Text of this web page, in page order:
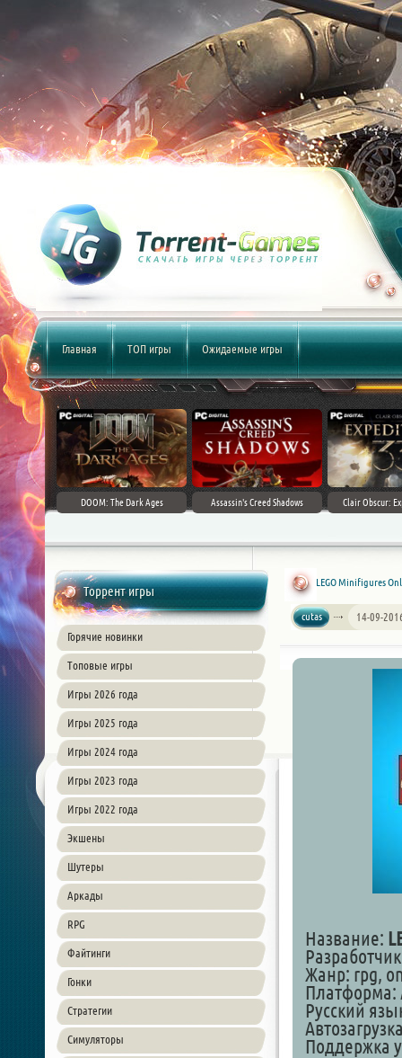
Главная ТОП игры Ожидаемые игры
DOOM: The Dark Ages Assassin's Creed Shadows Clair Obscur:
Торрент игры
Горячие новинки
Топовые игры
Игры 2026 года
Игры 2025 года
Игры 2024 года
Игры 2023 года
Игры 2022 года
Экшены
Шутеры
Аркады
RPG
Файтинги
Гонки
Стратегии
Симуляторы
LEGO Minifigures
cutas 14-09-
Название:
Жанр: rpg,
Платформа:
Русский
Поддержка